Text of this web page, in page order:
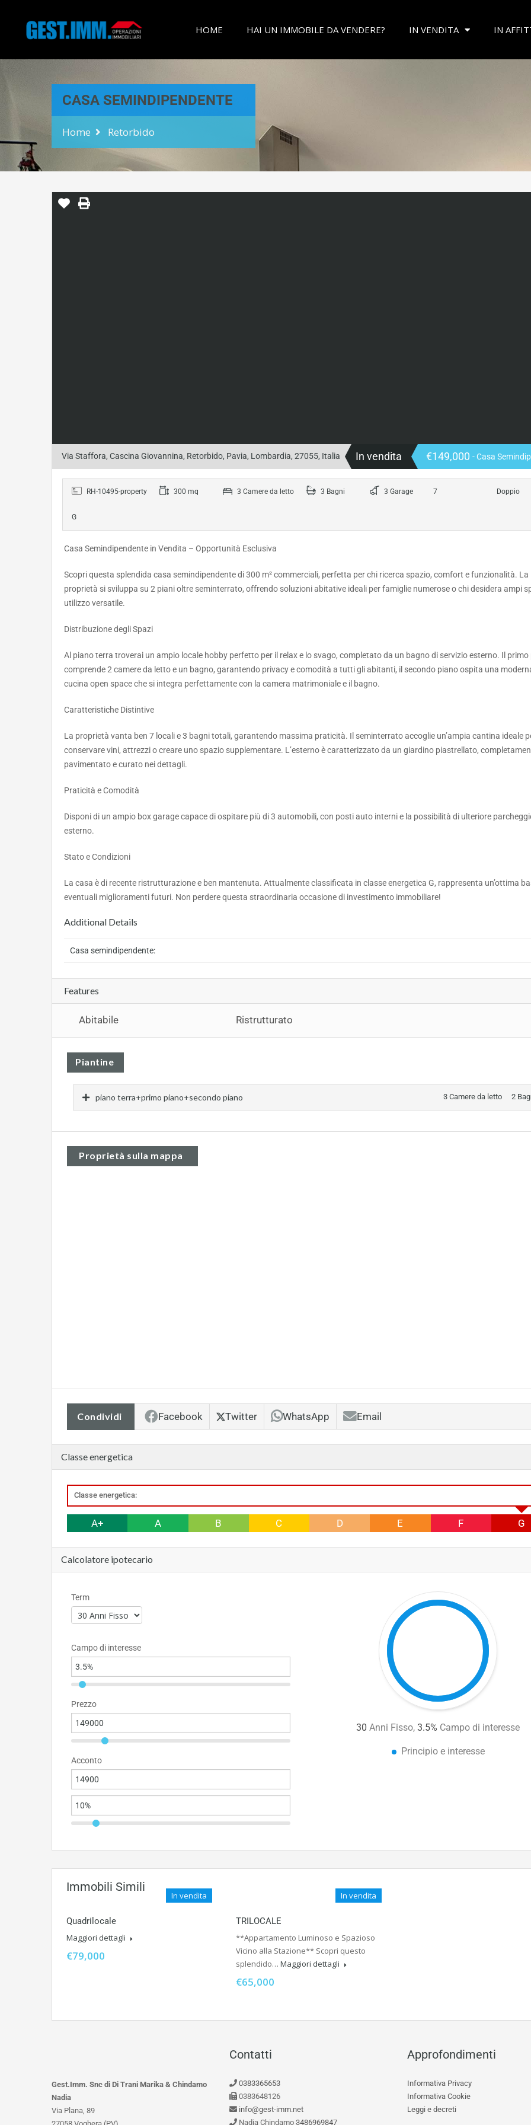
HOME HAI UN IMMOBILE DA VENDERE? IN VENDITA IN
CASA SEMINDIPENDENTE
Home Retorbido
Via Staffora, Cascina Giovannina, Retorbido, Pavia, Lombardia, 27055, Italia In vendita €149,000 - Casa
RH-10495-property 300 mq 3 Camere da letto 3 Bagni 3 Garage 7 Doppio
G
Casa Semindipendente in Vendita – Opportunità Esclusiva
Scopri questa splendida casa semindipendente di 300 m² commerciali, perfetta per chi ricerca spazio, comfort e funzionalità. La
proprietà si sviluppa su 2 piani oltre seminterrato, offrendo soluzioni abitative ideali per famiglie numerose o chi desidera ampi
utilizzo versatile.
Distribuzione degli Spazi
Al piano terra troverai un ampio locale hobby perfetto per il relax e lo svago, completato da un bagno di servizio esterno. Il primo
comprende 2 camere da letto e un bagno, garantendo privacy e comodità a tutti gli abitanti, il secondo piano ospita una
cucina open space che si integra perfettamente con la camera matrimoniale e il bagno.
Caratteristiche Distintive
La proprietà vanta ben 7 locali e 3 bagni totali, garantendo massima praticità. Il seminterrato accoglie un’ampia cantina ideale
conservare vini, attrezzi o creare uno spazio supplementare. L’esterno è caratterizzato da un giardino piastrellato,
pavimentato e curato nei dettagli.
Praticità e Comodità
Disponi di un ampio box garage capace di ospitare più di 3 automobili, con posti auto interni e la possibilità di ulteriore
esterno.
Stato e Condizioni
La casa è di recente ristrutturazione e ben mantenuta. Attualmente classificata in classe energetica G, rappresenta un’ottima
eventuali miglioramenti futuri. Non perdere questa straordinaria occasione di investimento immobiliare!
Additional Details
Casa semindipendente:
Features
Abitabile Ristrutturato
Piantine
piano terra+primo piano+secondo piano 3 Camere da letto 2
Proprietà sulla mappa
Condividi Facebook Twitter WhatsApp Email
Classe energetica
Classe energetica:
A+ A B C D E F G
Calcolatore ipotecario
Term
Campo di interesse
Prezzo
Acconto
30 Anni Fisso, 3.5% Campo di interesse
Principio e interesse
Immobili Simili
In vendita
Quadrilocale
Maggiori dettagli
€79,000
In vendita
TRILOCALE
**Appartamento Luminoso e Spazioso
Vicino alla Stazione** Scopri questo
splendido… Maggiori dettagli
€65,000
Gest.Imm. Snc di Di Trani Marika & Chindamo
Nadia
Via Plana, 89
Contatti
0383365653
0383648126
info@gest-imm.net
Nadia Chindamo 3486969847
Approfondimenti
Informativa Privacy
Informativa Cookie
Leggi e decreti